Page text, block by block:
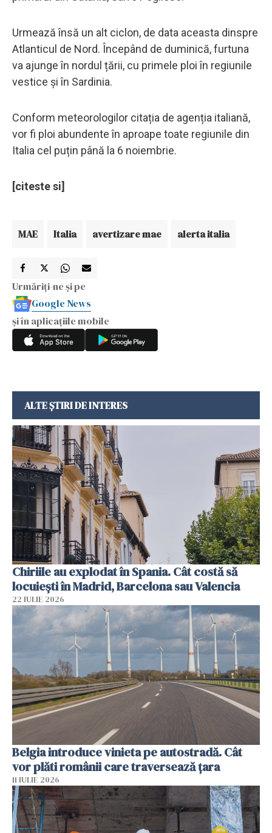
Urmează însă un alt ciclon, de data aceasta dinspre
Atlanticul de Nord. Începând de duminică, furtuna
va ajunge în nordul țării, cu primele ploi în regiunile
vestice și în Sardinia.
Conform meteorologilor citația de agenția italiană,
vor fi ploi abundente în aproape toate regiunile din
Italia cel puțin până la 6 noiembrie.
[citeste si]
MAE Italia avertizare mae alerta italia
Urmăriți-ne și pe
Google News
și în aplicațiile mobile
ALTE ȘTIRI DE INTERES
Chiriile au explodat în Spania. Cât costă să
locuiești în Madrid, Barcelona sau Valencia
22 IULIE 2026
Belgia introduce vinieta pe autostradă. Cât
vor plăti românii care traversează țara
11 IULIE 2026